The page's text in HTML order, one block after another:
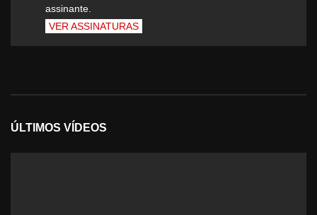
assinante.
VER ASSINATURAS
ÚLTIMOS VÍDEOS